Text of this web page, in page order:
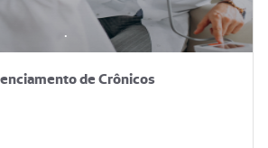
.
de Crônicos